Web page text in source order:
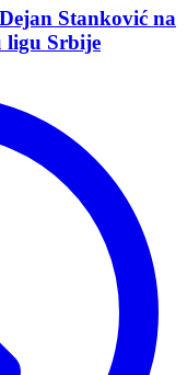
Stanković na
ligu Srbije